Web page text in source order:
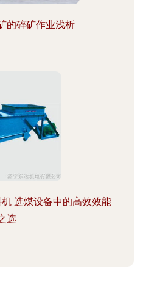
的碎矿作业浅析
选煤设备中的高效效能
选